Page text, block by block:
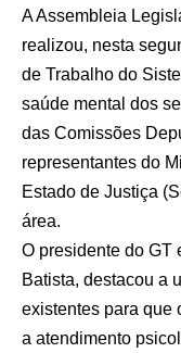
A Assembleia
realizou, nesta
de Trabalho do
saúde mental dos
das Comissões
representantes do
Estado de Justiça
área.
O presidente do GT
Batista, destacou a
existentes para que
a atendimento